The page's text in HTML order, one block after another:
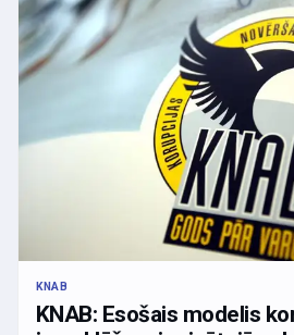
KNAB
KNAB: Esošais modelis